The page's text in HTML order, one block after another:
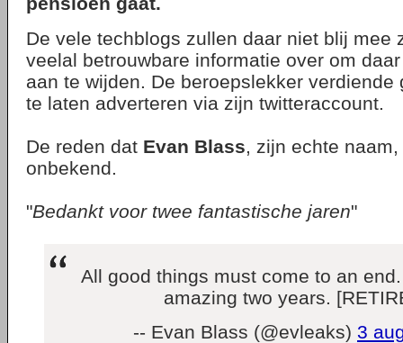
De vele techblogs zullen daar niet blij mee
veelal betrouwbare informatie over om
aan te wijden. De beroepslekker verdiende
te laten adverteren via zijn twitteraccount.
De reden dat Evan Blass, zijn echte
onbekend.
"Bedankt voor twee fantastische jaren"
All good things must come to an
amazing two years.
-- Evan Blass (@evleaks) 3